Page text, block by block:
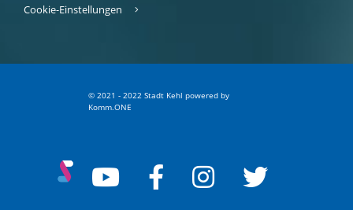
Cookie-Einstellungen
© 2021 - 2022 Stadt Kehl powered by
Komm.ONE